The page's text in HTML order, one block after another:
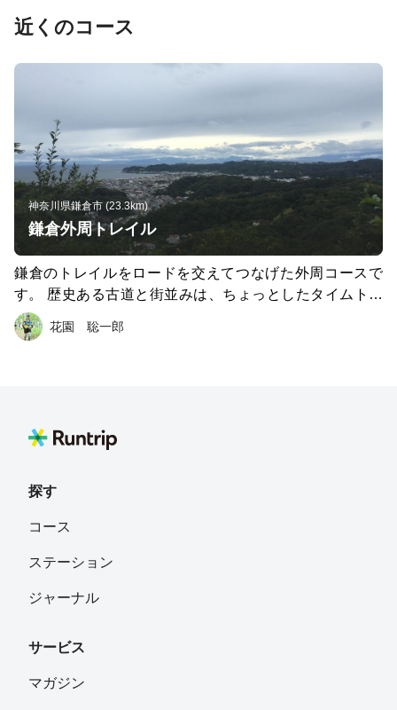
近くのコース
神奈川県鎌倉市 (23.3km)
鎌倉外周トレイル
鎌倉のトレイルをロードを交えてつなげた外周コースで
す。 歴史ある古道と街並みは、ちょっとしたタイムトラ
ベル。 ランの後は大船のひばり湯でさっぱりして、つけ
麺で〆がおすすめです。 なお、トレイルではマナーを守
花園 聡一郎
探す
コース
ステーション
ジャーナル
サービス
マガジン